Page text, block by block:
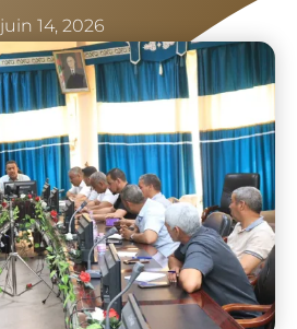
juin 14, 2026